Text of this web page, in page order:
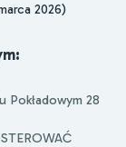
2026)
Pokładowym 28